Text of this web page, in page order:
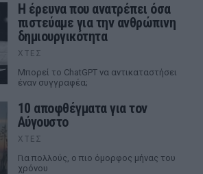
Η έρευνα που ανατρέπει όσα
πιστεύαμε για την ανθρώπινη
δημιουργικότητα
ΧΤΕΣ
Mπορεί το ChatGPT να αντικαταστήσει
έναν συγγραφέα;
10 αποφθέγματα για τον
Αύγουστο
ΧΤΕΣ
Για πολλούς, ο πιο όμορφος μήνας του
χρόνου